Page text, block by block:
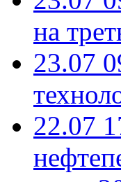
на
23.07
22.07